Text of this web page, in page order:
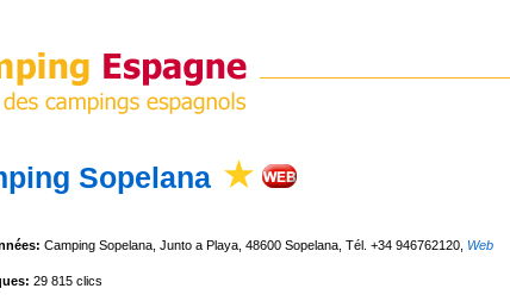
Sopelana
Camping Sopelana , Junto a Playa, 48600 Sopelana, Tél. +34 946762120 Web
29 815 clics